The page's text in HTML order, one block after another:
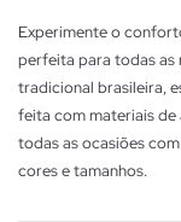
Experimente o
perfeita para todas as
tradicional brasileira,
feita com materiais de
todas as ocasiões
cores e tamanhos.